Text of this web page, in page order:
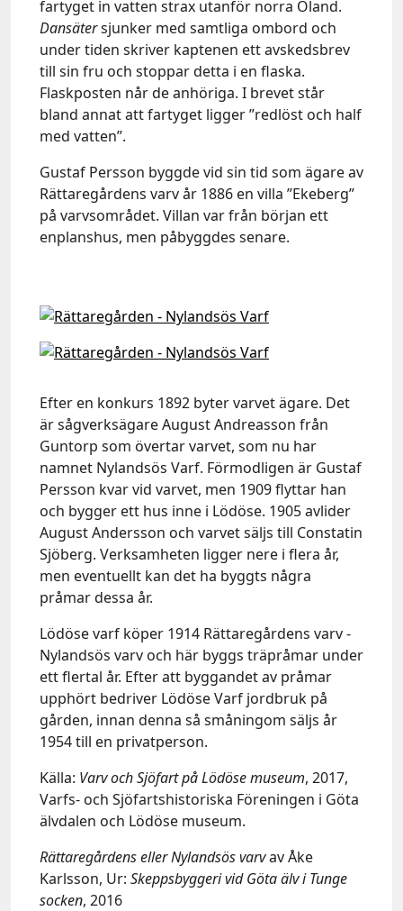
fartyget in vatten strax utanför norra Öland.
Dansätersjunker med samtliga ombord och
under tiden skriver kaptenen ett avskedsbrev
till sin fru och stoppar detta i en flaska.
Flaskposten når de anhöriga. I brevet står
bland annat att fartyget ligger ”redlöst och half
med vatten”.
Gustaf Persson byggde vid sin tid som ägare av
Rättaregårdens varv år 1886 en villa ”Ekeberg”
på varvsområdet. Villan var från början ett
enplanshus, men påbyggdes senare.
Efter en konkurs 1892 byter varvet ägare. Det
är sågverksägare August Andreasson från
Guntorp som övertar varvet, som nu har
namnet Nylandsös Varf. Förmodligen är Gustaf
Persson kvar vid varvet, men 1909 flyttar han
och bygger ett hus inne i Lödöse. 1905 avlider
August Andersson och varvet säljs till Constatin
Sjöberg. Verksamheten ligger nere i flera år,
men eventuellt kan det ha byggts några
pråmar dessa år.
Lödöse varf köper 1914 Rättaregårdens varv -
Nylandsös varv och här byggs träpråmar under
ett flertal år. Efter att byggandet av pråmar
upphört bedriver Lödöse Varf jordbruk på
gården, innan denna så småningom säljs år
1954 till en privatperson.
Källa: Varv och Sjöfart på Lödöse museum, 2017,
Varfs- och Sjöfartshistoriska Föreningen i Göta
älvdalen och Lödöse museum.
Rättaregårdens eller Nylandsös varvav Åke
Karlsson, Ur: Skeppsbyggeri vid Göta älv i Tunge
socken, 2016